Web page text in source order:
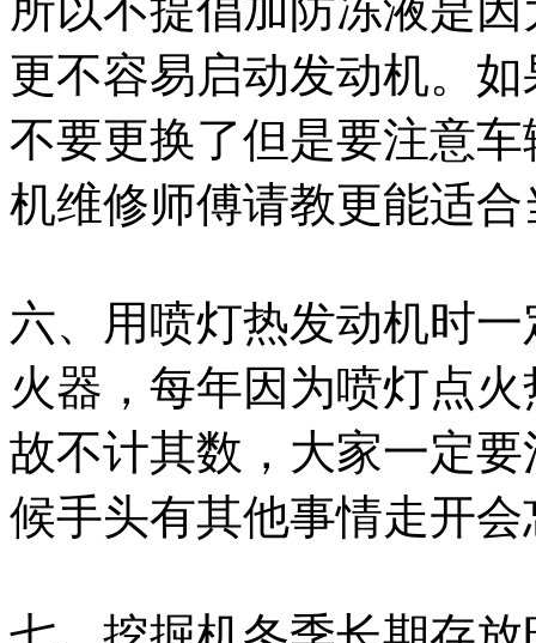
更不容易启动发动机。
不要更换了但是要注意
机维修师傅请教更能适
六、用喷灯热发动机时
火器，每年因为喷灯点
故不计其数，大家一定
候手头有其他事情走开